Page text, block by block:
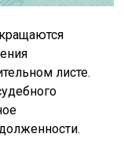
листе.